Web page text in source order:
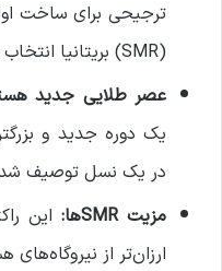
ترجیحی برای ساخت
(SMR) بریتانیا انتخاب شد.
عصر طلایی جدید
یک دوره جدید و
در یک نسل توصیف
مزیت SMRها:
این
ارزان‌تر از